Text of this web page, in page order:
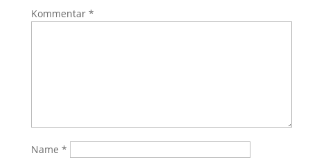
Kommentar *
Name *